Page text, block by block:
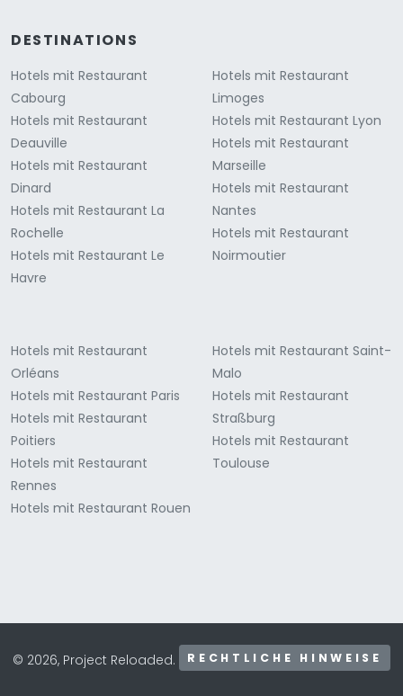
DESTINATIONS
Hotels mit Restaurant
Cabourg
Hotels mit Restaurant
Deauville
Hotels mit Restaurant
Dinard
Hotels mit Restaurant La
Rochelle
Hotels mit Restaurant Le
Havre
Hotels mit Restaurant
Limoges
Hotels mit Restaurant Lyon
Hotels mit Restaurant
Marseille
Hotels mit Restaurant
Nantes
Hotels mit Restaurant
Noirmoutier
Hotels mit Restaurant
Orléans
Hotels mit Restaurant Paris
Hotels mit Restaurant
Poitiers
Hotels mit Restaurant
Rennes
Hotels mit Restaurant Rouen
Hotels mit Restaurant Saint-
Malo
Hotels mit Restaurant
Straßburg
Hotels mit Restaurant
Toulouse
© 2026, Project Reloaded. RECHTLICHE HINWEISE